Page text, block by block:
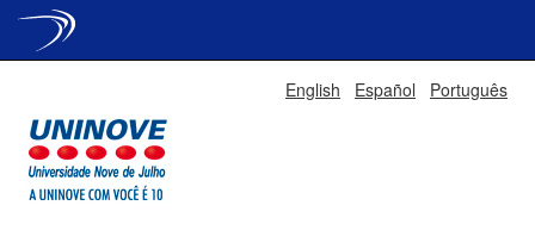
English Español Português